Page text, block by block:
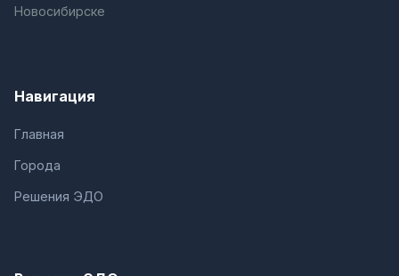
Новосибирске
Навигация
Главная
Города
Решения ЭДО